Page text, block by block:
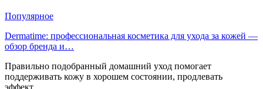
Популярное
Dermatime: профессиональная косметика для ухода за кожей —
обзор бренда и…
Правильно подобранный домашний уход помогает
поддерживать кожу в хорошем состоянии, продлевать
эффект…